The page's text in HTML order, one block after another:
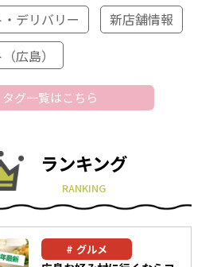
デリバリー
新店舗情報
広島）
タグ一覧はこちら
ランキング
RANKING
グルメ